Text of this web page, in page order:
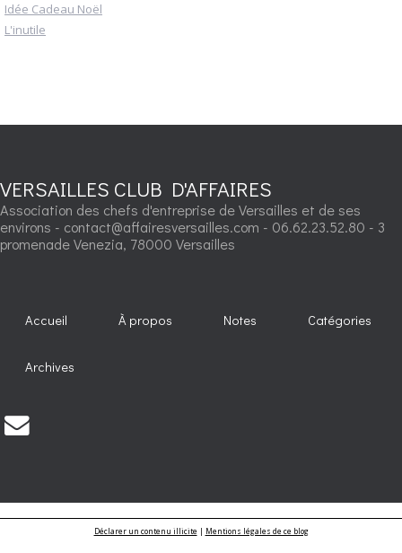
Idée Cadeau Noël
L'inutile
VERSAILLES CLUB D'AFFAIRES
Association des chefs d'entreprise de Versailles et de ses
environs - contact@affairesversailles.com - 06.62.23.52.80 - 3
promenade Venezia, 78000 Versailles
Accueil À propos Notes Catégories
Archives
Déclarer un contenu illicite| Mentions légales de ce blog